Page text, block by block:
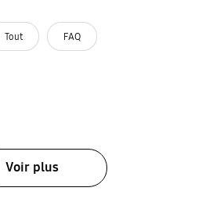
Tout FAQ
Voir plus